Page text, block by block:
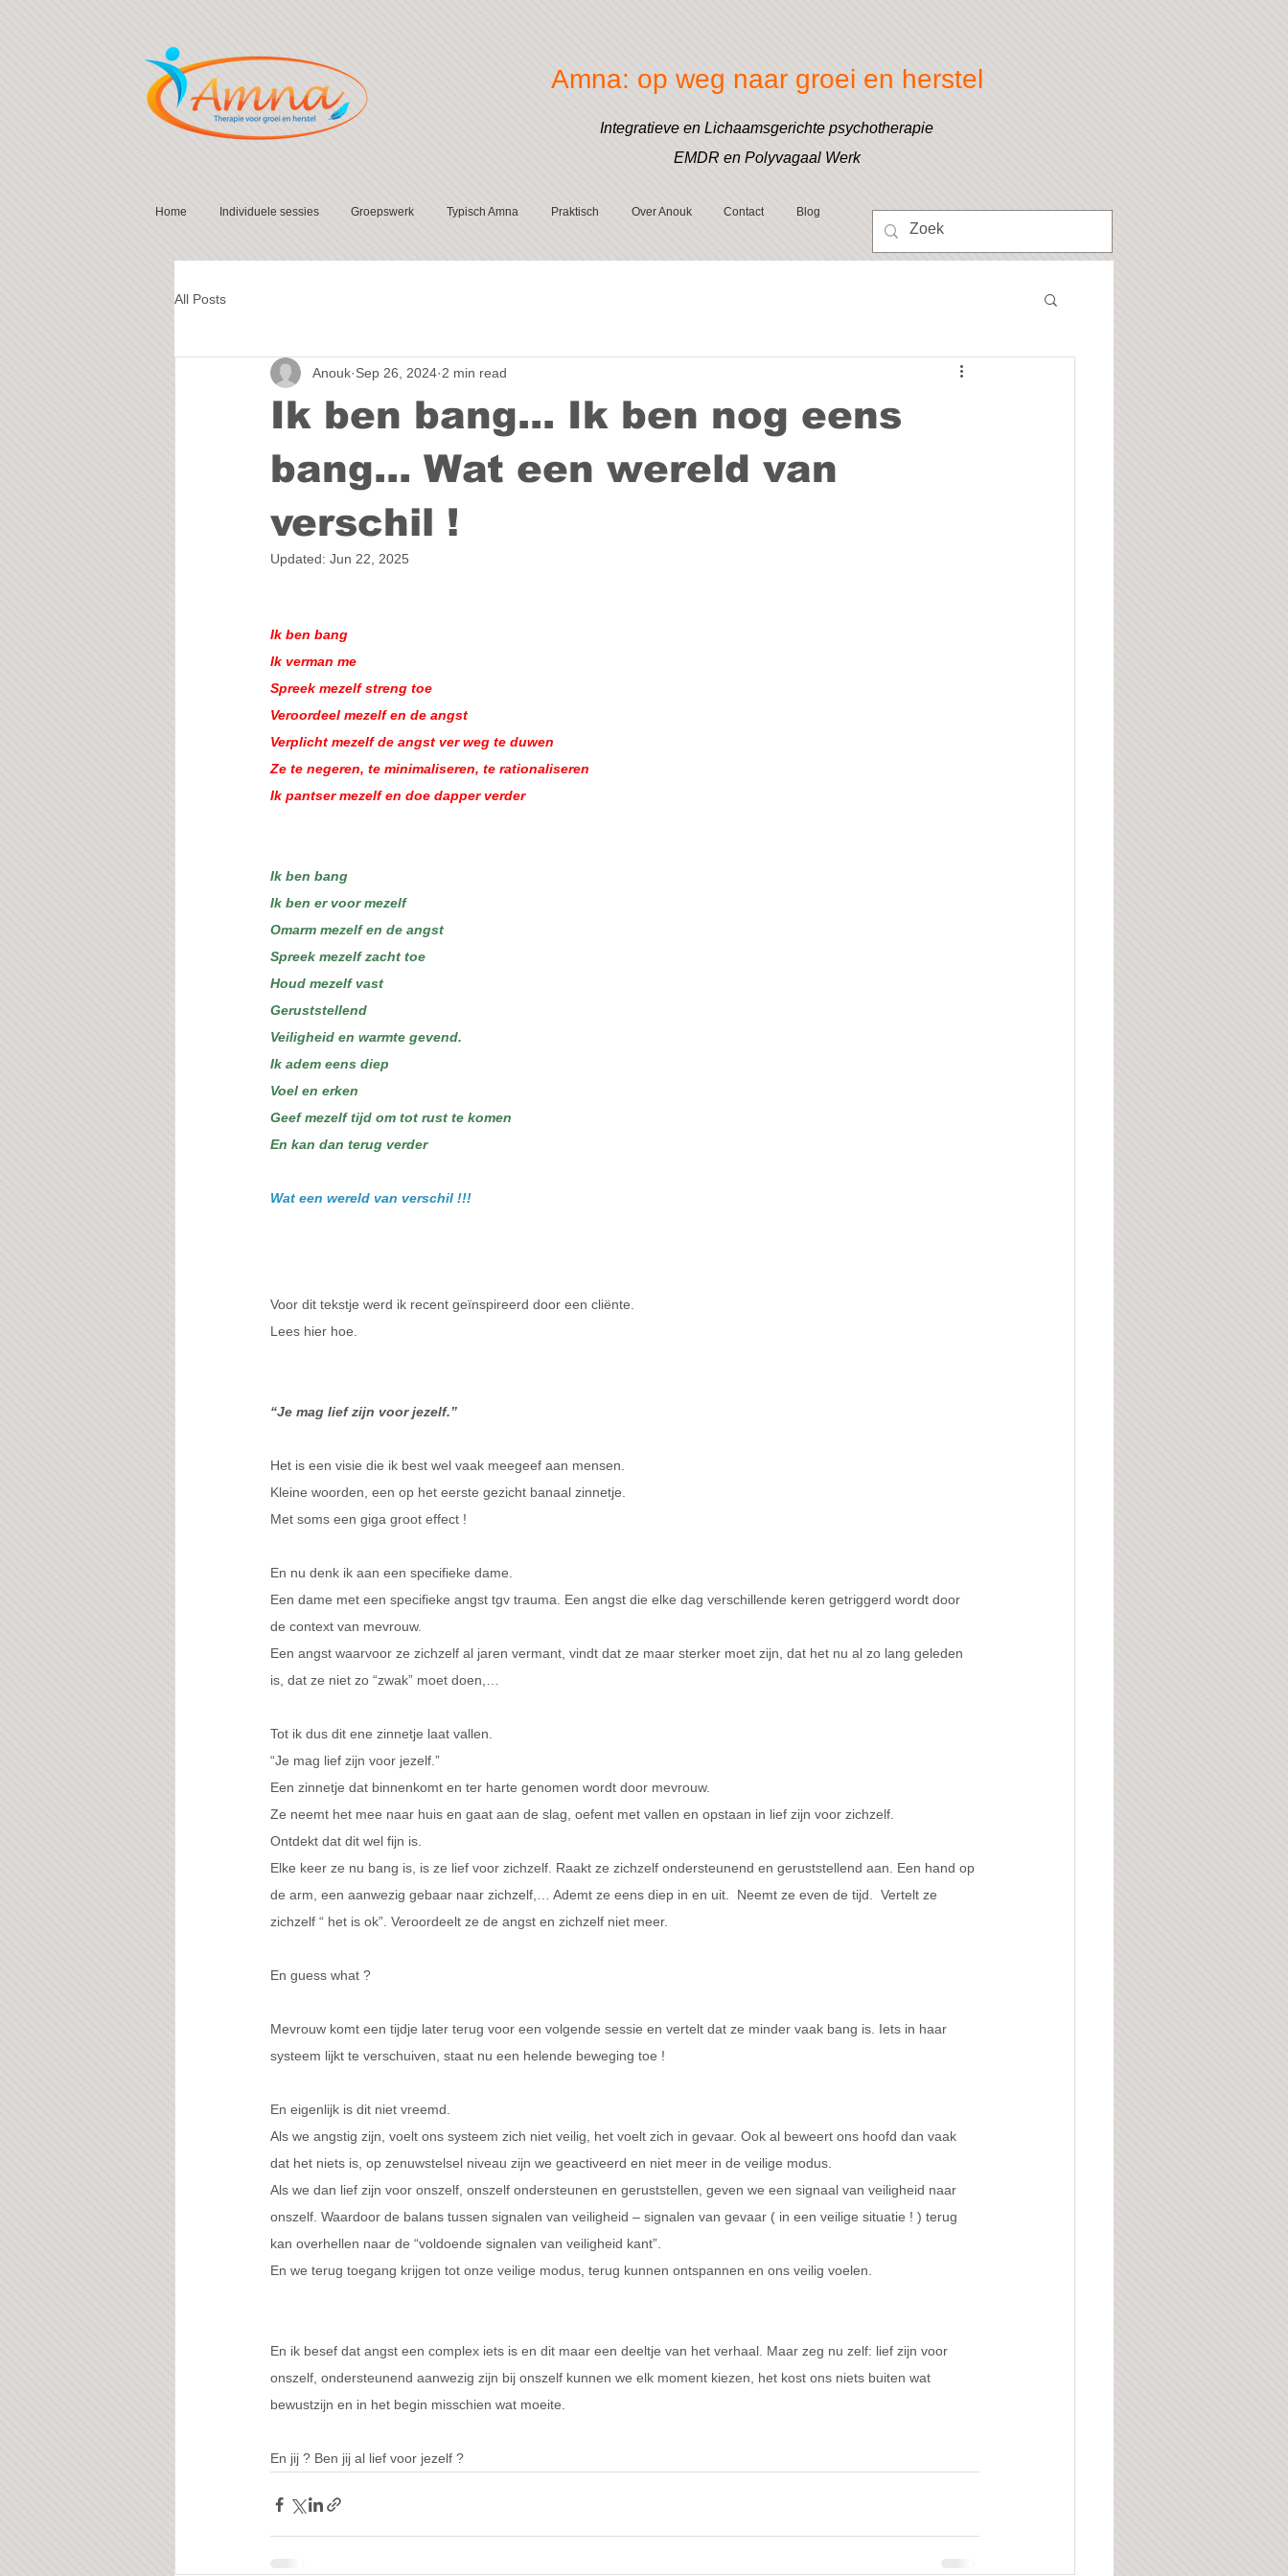
Amna: op weg naar groei en herstel
Integratieve en Lichaamsgerichte psychotherapie
EMDR en Polyvagaal Werk
Home Individuele sessies Groepswerk Typisch Amna Praktisch Over Anouk Contact Blog
All Posts
Ik ben bang... Ik ben nog eens
bang... Wat een wereld van
verschil !
Anouk Sep 26, 2024 2 min read
Updated: Jun 22, 2025
Ik ben bang
Ik verman me
Spreek mezelf streng toe
Veroordeel mezelf en de angst
Verplicht mezelf de angst ver weg te duwen
Ze te negeren, te minimaliseren, te rationaliseren
Ik pantser mezelf en doe dapper verder
Ik ben bang
Ik ben er voor mezelf
Omarm mezelf en de angst
Spreek mezelf zacht toe
Houd mezelf vast
Geruststellend
Veiligheid en warmte gevend.
Ik adem eens diep
Voel en erken
Geef mezelf tijd om tot rust te komen
En kan dan terug verder
Wat een wereld van verschil !!!
Voor dit tekstje werd ik recent geïnspireerd door een cliënte.
Lees hier hoe.
“Je mag lief zijn voor jezelf.”
Het is een visie die ik best wel vaak meegeef aan mensen.
Kleine woorden, een op het eerste gezicht banaal zinnetje.
Met soms een giga groot effect !
En nu denk ik aan een specifieke dame.
Een dame met een specifieke angst tgv trauma. Een angst die elke dag verschillende keren getriggerd wordt door
de context van mevrouw.
Een angst waarvoor ze zichzelf al jaren vermant, vindt dat ze maar sterker moet zijn, dat het nu al zo lang geleden
is, dat ze niet zo “zwak” moet doen,…
Tot ik dus dit ene zinnetje laat vallen.
“Je mag lief zijn voor jezelf.”
Een zinnetje dat binnenkomt en ter harte genomen wordt door mevrouw.
Ze neemt het mee naar huis en gaat aan de slag, oefent met vallen en opstaan in lief zijn voor zichzelf.
Ontdekt dat dit wel fijn is.
Elke keer ze nu bang is, is ze lief voor zichzelf. Raakt ze zichzelf ondersteunend en geruststellend aan. Een hand op
de arm, een aanwezig gebaar naar zichzelf,… Ademt ze eens diep in en uit.  Neemt ze even de tijd.  Vertelt ze
zichzelf “ het is ok”. Veroordeelt ze de angst en zichzelf niet meer.
En guess what ?
Mevrouw komt een tijdje later terug voor een volgende sessie en vertelt dat ze minder vaak bang is. Iets in haar
systeem lijkt te verschuiven, staat nu een helende beweging toe !
En eigenlijk is dit niet vreemd.
Als we angstig zijn, voelt ons systeem zich niet veilig, het voelt zich in gevaar. Ook al beweert ons hoofd dan vaak
dat het niets is, op zenuwstelsel niveau zijn we geactiveerd en niet meer in de veilige modus.
Als we dan lief zijn voor onszelf, onszelf ondersteunen en geruststellen, geven we een signaal van veiligheid naar
onszelf. Waardoor de balans tussen signalen van veiligheid – signalen van gevaar ( in een veilige situatie ! ) terug
kan overhellen naar de “voldoende signalen van veiligheid kant”.
En we terug toegang krijgen tot onze veilige modus, terug kunnen ontspannen en ons veilig voelen.
En ik besef dat angst een complex iets is en dit maar een deeltje van het verhaal. Maar zeg nu zelf: lief zijn voor
onszelf, ondersteunend aanwezig zijn bij onszelf kunnen we elk moment kiezen, het kost ons niets buiten wat
bewustzijn en in het begin misschien wat moeite.
En jij ? Ben jij al lief voor jezelf ?